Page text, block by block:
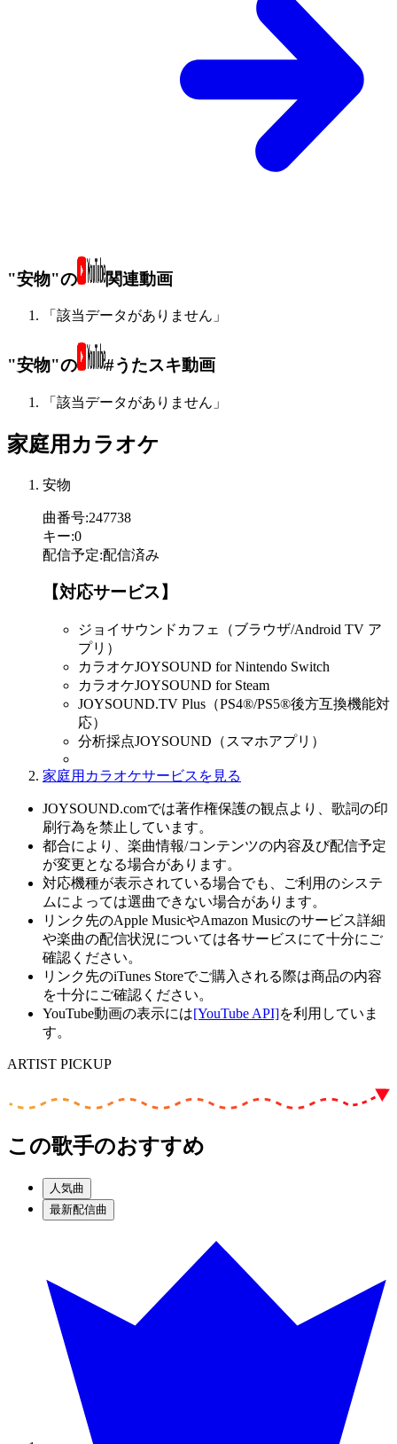
"安物"の 関連動画
「該当データがありません」
"安物"の #うたスキ動画
「該当データがありません」
家庭用カラオケ
安物
曲番号:247738
キー:0
配信予定:配信済み
【対応サービス】
ジョイサウンドカフェ（ブラウザ/Android TV ア
プリ）
カラオケJOYSOUND for Nintendo Switch
カラオケJOYSOUND for Steam
JOYSOUND.TV Plus（PS4®/PS5®後方互換機能対
応）
分析採点JOYSOUND（スマホアプリ）
家庭用カラオケサービスを見る
JOYSOUND.comでは著作権保護の観点より、歌詞の印
刷行為を禁止しています。
都合により、楽曲情報/コンテンツの内容及び配信予定
が変更となる場合があります。
対応機種が表示されている場合でも、ご利用のシステ
ムによっては選曲できない場合があります。
リンク先のApple MusicやAmazon Musicのサービス詳細
や楽曲の配信状況については各サービスにて十分にご
確認ください。
リンク先のiTunes Storeでご購入される際は商品の内容
を十分にご確認ください。
YouTube動画の表示には[YouTube API]を利用していま
す。
ARTIST PICKUP
この歌手のおすすめ
人気曲
最新配信曲